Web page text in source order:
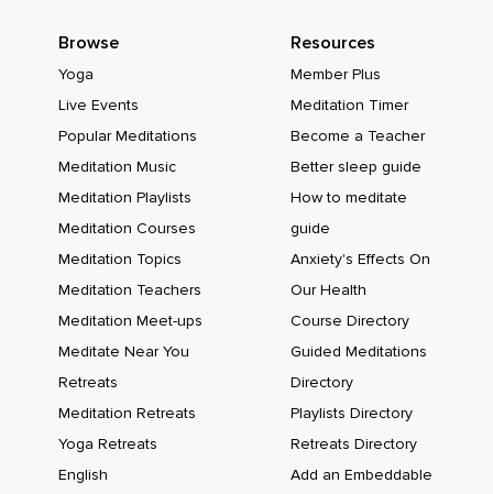
Browse
Yoga
Live Events
Popular Meditations
Meditation Music
Meditation Playlists
Meditation Courses
Meditation Topics
Meditation Teachers
Meditation Meet-ups
Meditate Near You
Retreats
Meditation Retreats
Yoga Retreats
English
Resources
Member Plus
Meditation Timer
Become a Teacher
Better sleep guide
How to meditate
guide
Anxiety's Effects On
Our Health
Course Directory
Guided Meditations
Directory
Playlists Directory
Retreats Directory
Add an Embeddable